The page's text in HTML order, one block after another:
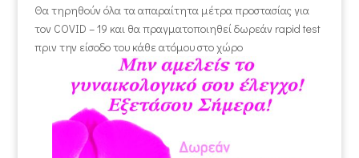
Θα τηρηθούν όλα τα απαραίτητα μέτρα προστασίας για
τον COVID – 19 και θα πραγματοποιηθεί δωρεάν rapid test
πριν την είσοδο του κάθε ατόμου στο χώρο